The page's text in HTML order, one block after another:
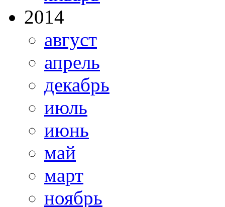
2014
август
апрель
декабрь
июль
июнь
май
март
ноябрь